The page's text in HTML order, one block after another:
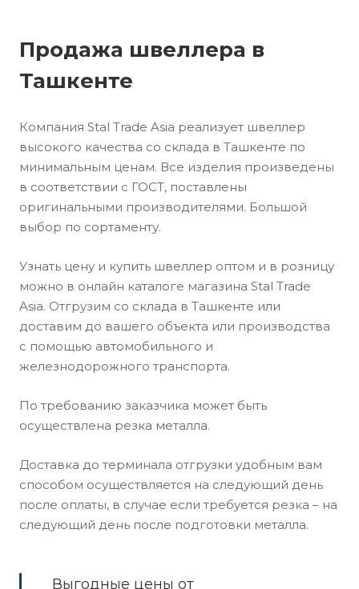
Продажа швеллера в
Ташкенте
Компания Stal Trade Asia реализует швеллер
высокого качества со склада в Ташкенте по
минимальным ценам. Все изделия произведены
в соответствии с ГОСТ, поставлены
оригинальными производителями. Большой
выбор по сортаменту.
Узнать цену и купить швеллер оптом и в розницу
можно в онлайн каталоге магазина Stal Trade
Asia. Отгрузим со склада в Ташкенте или
доставим до вашего объекта или производства
с помощью автомобильного и
железнодорожного транспорта.
По требованию заказчика может быть
осуществлена резка металла.
Доставка до терминала отгрузки удобным вам
способом осуществляется на следующий день
после оплаты, в случае если требуется резка – на
следующий день после подготовки металла.
Выгодные цены от